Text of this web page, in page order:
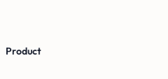
Product